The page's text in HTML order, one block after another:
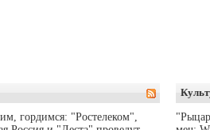
гордимся: "Ростелеком",